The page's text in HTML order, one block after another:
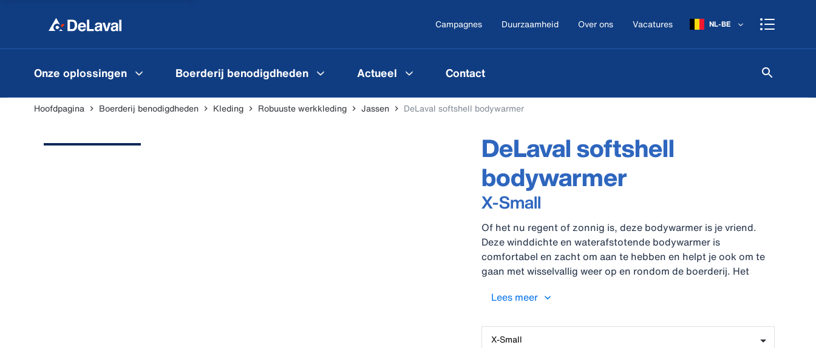
Campagnes Duurzaamheid Over ons Vacatures NL-BE
Onze oplossingen Boerderij benodigdheden Actueel Contact
Hoofdpagina Boerderij benodigdheden Kleding Robuuste werkkleding Jassen DeLaval softshell bodywarmer
DeLaval softshell
bodywarmer
X-Small
Of het nu regent of zonnig is, deze bodywarmer is je vriend.
Deze winddichte en waterafstotende bodywarmer is
comfortabel en zacht om aan te hebben en helpt je ook om te
gaan met wisselvallig weer op en rondom de boerderij. Het
doordachte details - zoals opvallende reflectoren en handige
waar je komt voor jaloerse blikken zorgt.
Lees meer
X-Small